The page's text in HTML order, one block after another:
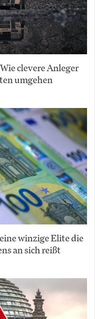
clevere Anleger
umgehen
winzige Elite die
an sich reißt